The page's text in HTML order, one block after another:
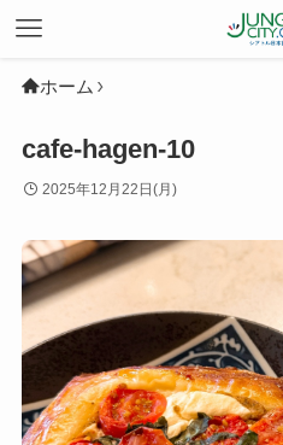
ホーム
cafe-hagen-10
2025年12月22日(月)